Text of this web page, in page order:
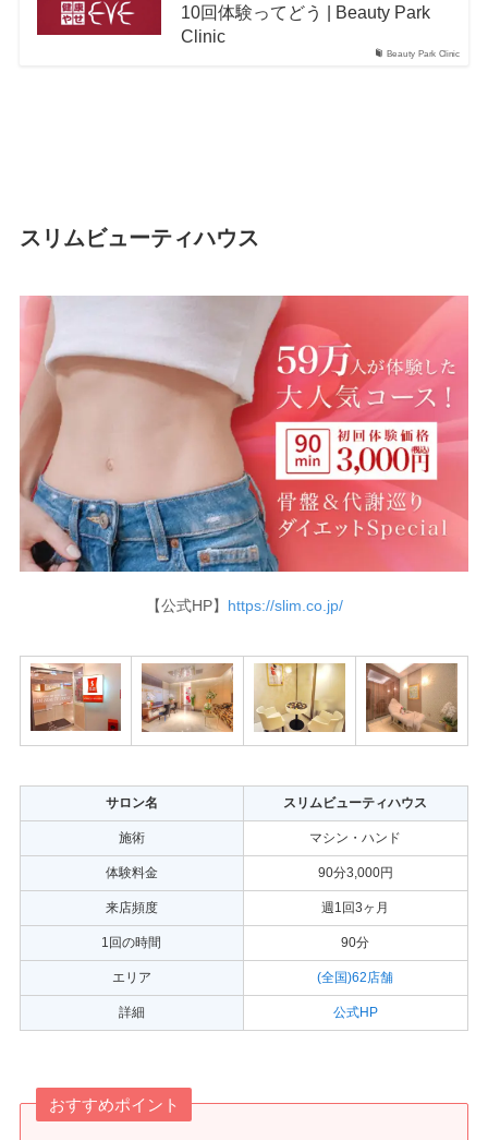
Beauty Park Clinic
10回体験ってどう | Beauty Park
Clinic
スリムビューティハウス
【公式HP】 https://slim.co.jp/
サロン名 スリムビューティハウス
施術 マシン・ハンド
体験料金 90分3,000円
来店頻度 週1回3ヶ月
1回の時間 90分
エリア (全国)62店舗
詳細 公式HP
おすすめポイント